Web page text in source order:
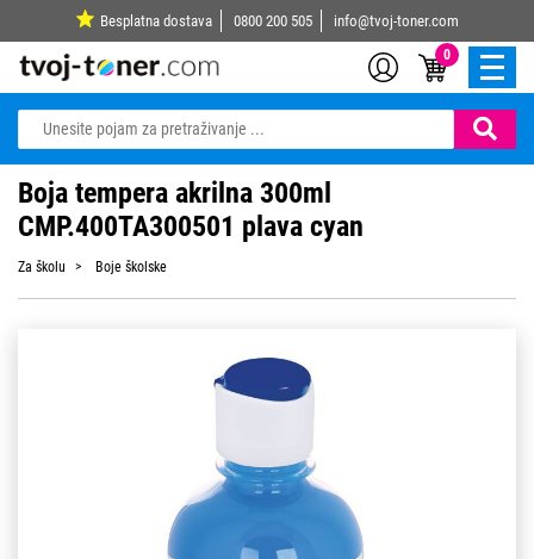
Besplatna dostava 0800 200 505 info@tvoj-toner.com
0
Boja tempera akrilna 300ml
CMP.400TA300501 plava cyan
Za školu Boje školske